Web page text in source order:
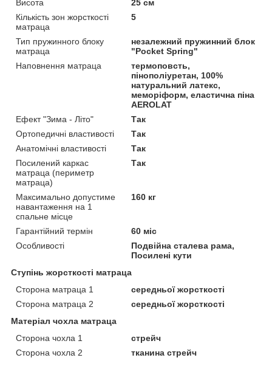
Висота
25 см
Кількість зон жорсткості
матраца
5
Тип пружинного блоку
матраца
незалежний пружинний блок
"Pocket Spring"
Наповнення матраца
термоповсть,
пінополіуретан, 100%
натуральний латекс,
меморіформ, еластична піна
AEROLAT
Ефект "Зима - Літо"
Так
Ортопедичні властивості
Так
Анатомічні властивості
Так
Посилений каркас
матраца (периметр
матраца)
Так
Максимально допустиме
навантаження на 1
спальне місце
160 кг
Гарантійний термін
60 міс
Особливості
Подвійна сталева рама,
Посилені кути
Ступінь жорсткості матраца
Сторона матраца 1
середньої жорсткості
Сторона матраца 2
середньої жорсткості
Матеріал чохла матраца
Сторона чохла 1
стрейч
Сторона чохла 2
тканина стрейч